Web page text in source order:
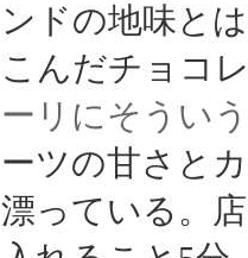
ンドの地味と
こんだチョコ
ーリにそうい
ーツの甘さと
漂っている。